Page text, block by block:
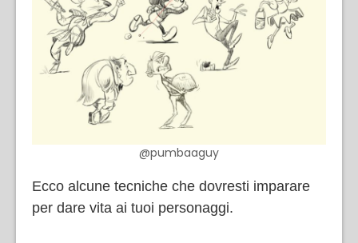
@pumbaaguy
Ecco alcune tecniche che dovresti imparare
per dare vita ai tuoi personaggi.